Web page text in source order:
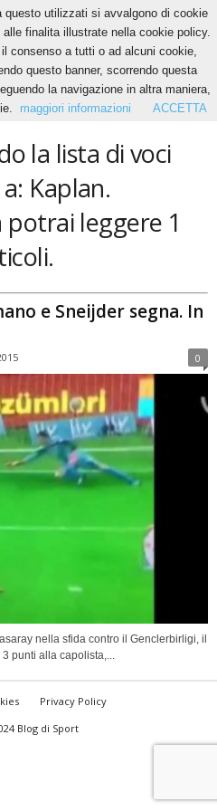
la lista di voci
Kaplan.
potrai leggere 1
e Sneijder segna. In
0
nella sfida contro il Genclerbirligi, il
punti alla capolista,...
Privacy Policy
Blog di Sport
utilizzati si avvalgono di cookie
finalita illustrate nella cookie policy.
consenso a tutti o ad alcuni cookie,
questo banner, scorrendo questa
la navigazione in altra maniera,
maggiori informazioni ACCETTA